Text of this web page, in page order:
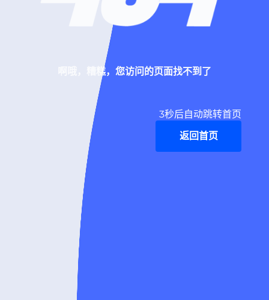
啊哦，糟糕，您访问的页面找不到了
3秒后自动跳转首页
返回首页